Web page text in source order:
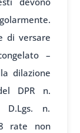
di versare
–
dilazione
DPR n.
D.Lgs. n.
rate non